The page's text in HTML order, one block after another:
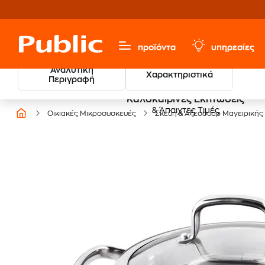
προϊόντα υπηρεσίες
Αναλυτική
Περιγραφή
Χαρακτηριστικά
Καλοκαιρινές Εκπτώσεις
& Άπαιχτες Τιμές
Οικιακές Μικροσυσκευές Σκεύη & Αξεσουάρ Μαγειρικής